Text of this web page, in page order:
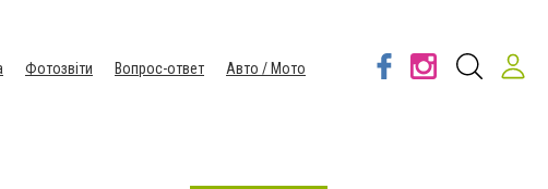
Фотозвіти Вопрос-ответ
Авто / Мото